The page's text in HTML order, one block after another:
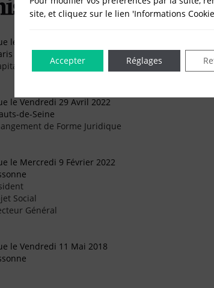
le Vendredi 5 Mai 2023
le Vendredi 29 Avril 2022
de-Seine
de Forme Juridique
le Mercredi 9 Février 2022
Social
Général
le Vendredi 11 Mai 2018
site, et cliquez sur le lien 'Informations
Accepter Réglages